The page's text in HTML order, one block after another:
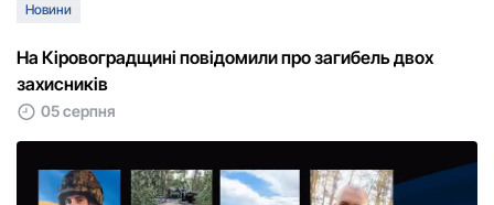
Новини
На Кіровоградщині повідомили про загибель двох
захисників
05 серпня